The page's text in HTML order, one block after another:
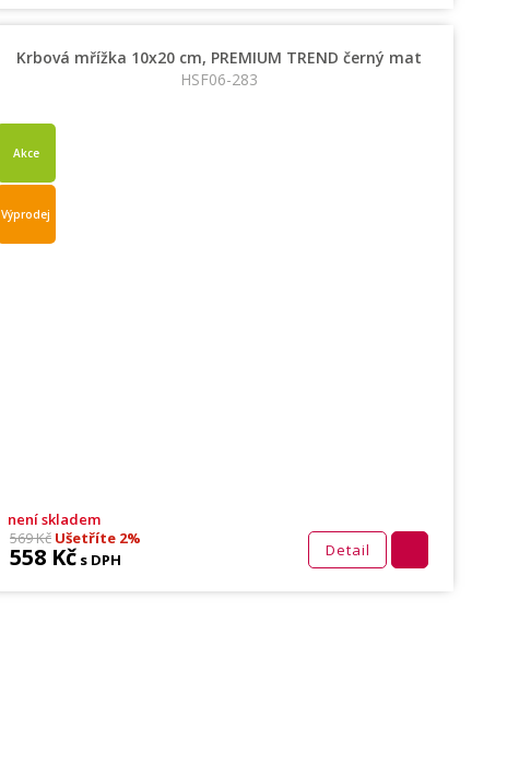
Krbová mřížka 10x20 cm, PREMIUM TREND černý mat
HSF06-283
Akce
Výprodej
není skladem
569 Kč Ušetříte 2%
558 Kč s DPH Detail